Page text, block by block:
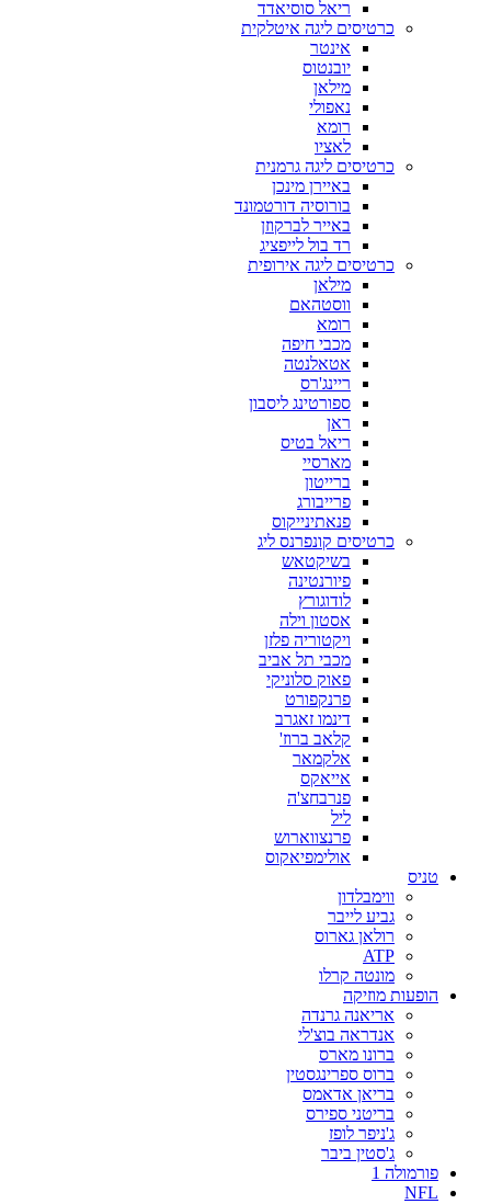
ריאל סוסיאדד
כרטיסים ליגה איטלקית
אינטר
יובנטוס
מילאן
נאפולי
רומא
לאציו
כרטיסים ליגה גרמנית
באיירן מינכן
בורוסיה דורטמונד
באייר לברקוזן
רד בול לייפציג
כרטיסים ליגה אירופית
מילאן
ווסטהאם
רומא
מכבי חיפה
אטאלנטה
ריינג'רס
ספורטינג ליסבון
ראן
ריאל בטיס
מארסיי
ברייטון
פרייבורג
פנאתינייקוס
כרטיסים קונפרנס ליג
בשיקטאש
פיורנטינה
לודוגורץ
אסטון וילה
ויקטוריה פלזן
מכבי תל אביב
פאוק סלוניקי
פרנקפורט
דינמו זאגרב
קלאב ברוז'
אלקמאר
אייאקס
פנרבחצ'ה
ליל
פרנצווארוש
אולימפיאקוס
טניס
ווימבלדון
גביע לייבר
רולאן גארוס
ATP
מונטה קרלו
הופעות מוזיקה
אריאנה גרנדה
אנדראה בוצ'לי
ברונו מארס
ברוס ספרינגסטין
בריאן אדאמס
בריטני ספירס
ג'ניפר לופז
ג'סטין ביבר
פורמולה 1
NFL